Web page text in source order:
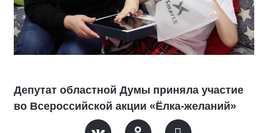
Депутат областной Думы приняла участие
во Всероссийской акции «Ёлка-желаний»